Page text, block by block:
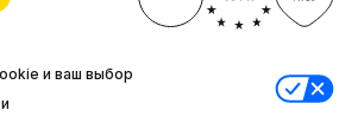
и ваш выбор